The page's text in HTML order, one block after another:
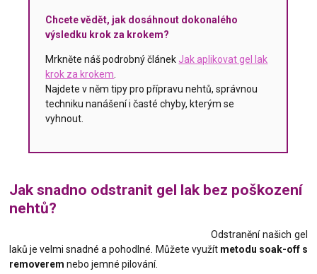
Chcete vědět, jak dosáhnout dokonalého
výsledku krok za krokem?
Mrkněte náš podrobný článekJak aplikovat gel lak
krok za krokem.
Najdete v něm tipy pro přípravu nehtů, správnou
techniku nanášení i časté chyby, kterým se
vyhnout.
Jak snadno odstranit gel lak bez poškození
nehtů?
Odstranění našich gel
laků je velmi snadné a pohodlné. Můžete využít metodu soak-off s
removerem nebo jemné pilování.